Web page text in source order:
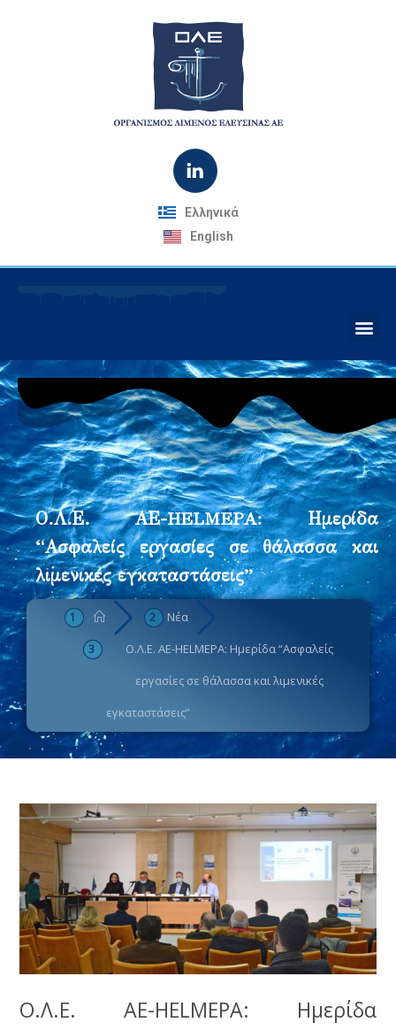
Ελληνικά
English
Ο.Λ.Ε. ΑΕ-HELMEPA: Ημερίδα
“Ασφαλείς εργασίες σε θάλασσα και
λιμενικές εγκαταστάσεις”
Νέα
Ο.Λ.Ε. ΑΕ-HELMEPA: Ημερίδα “Ασφαλείς
εργασίες σε θάλασσα και λιμενικές
εγκαταστάσεις”
Ο.Λ.Ε. ΑΕ-HELMEPA: Ημερίδα